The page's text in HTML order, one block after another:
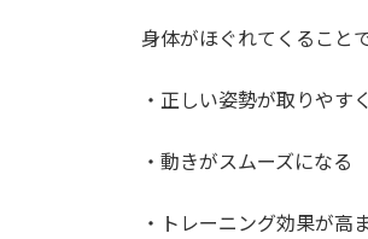
身体がほぐれてくることで
・正しい姿勢が取りやす
・動きがスムーズになる
・トレーニング効果が高